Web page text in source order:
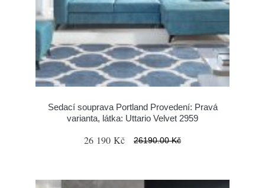
Sedací souprava Portland Provedení: Pravá
varianta, látka: Uttario Velvet 2959
26 190 Kč 26190.00 Kč